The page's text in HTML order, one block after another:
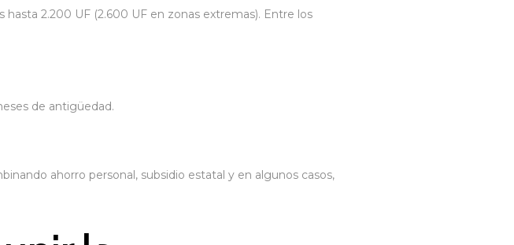
2.200 UF (2.600 UF en zonas extremas). Entre los
de antigüedad.
ahorro personal, subsidio estatal y en algunos casos,